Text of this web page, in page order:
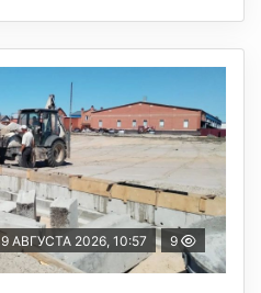
9 АВГУСТА 2026, 10:57 9